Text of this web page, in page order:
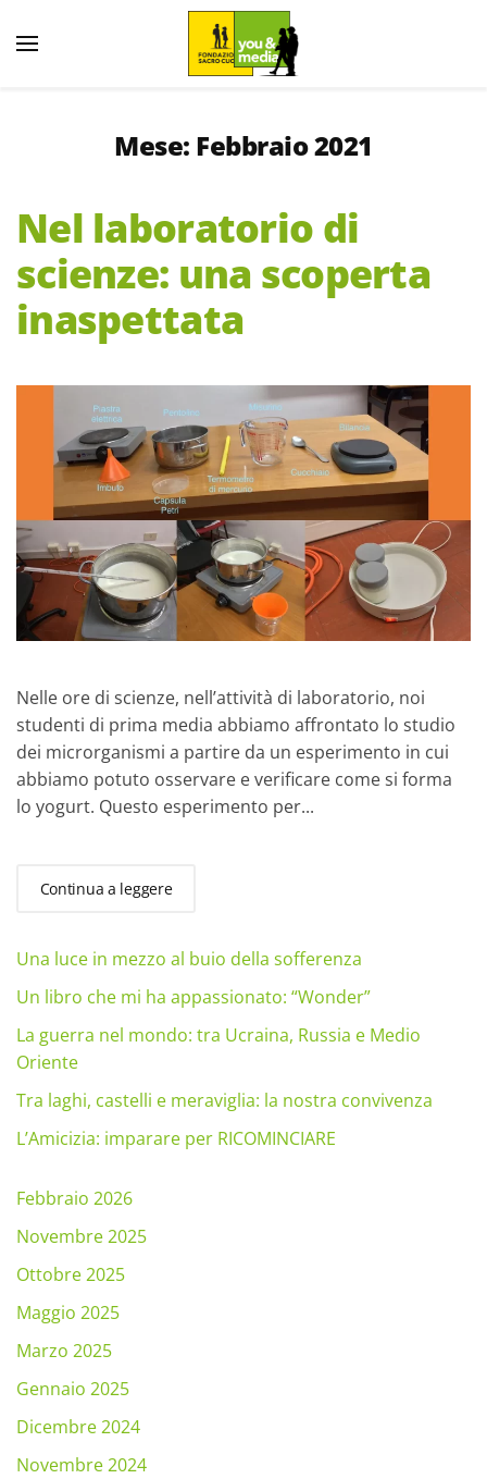
Mese: Febbraio 2021
Nel laboratorio di
scienze: una scoperta
inaspettata
Nelle ore di scienze, nell’attività di laboratorio, noi
studenti di prima media abbiamo affrontato lo studio
dei microrganismi a partire da un esperimento in cui
abbiamo potuto osservare e verificare come si forma
lo yogurt. Questo esperimento per...
Continua a leggere
Una luce in mezzo al buio della sofferenza
Un libro che mi ha appassionato: “Wonder”
La guerra nel mondo: tra Ucraina, Russia e Medio
Oriente
Tra laghi, castelli e meraviglia: la nostra convivenza
L’Amicizia: imparare per RICOMINCIARE
Febbraio 2026
Novembre 2025
Ottobre 2025
Maggio 2025
Marzo 2025
Gennaio 2025
Dicembre 2024
Novembre 2024